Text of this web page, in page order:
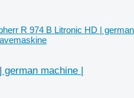
R 974 B Litronic HD | german
german machine |